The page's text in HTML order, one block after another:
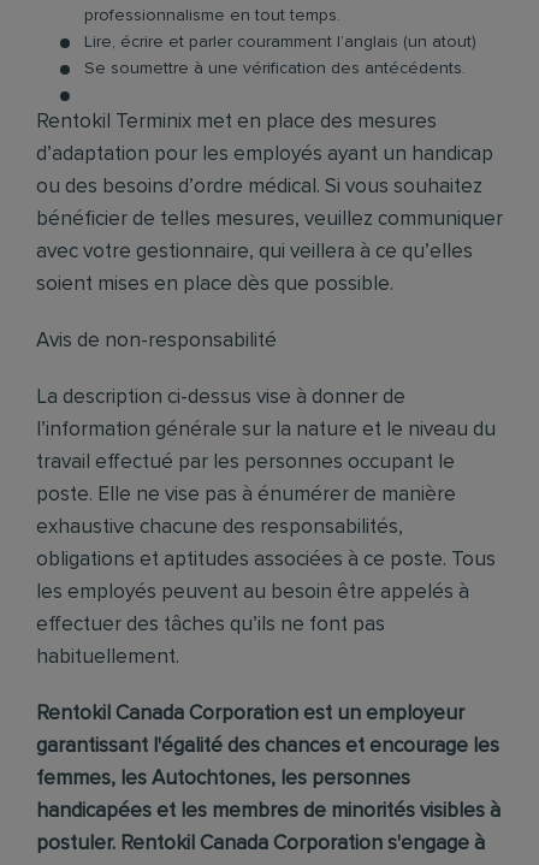
professionnalisme en tout temps.
Lire, écrire et parler couramment l’anglais (un atout)
Se soumettre à une vérification des antécédents.
Rentokil Terminix met en place des mesures
d’adaptation pour les employés ayant un handicap
ou des besoins d’ordre médical. Si vous souhaitez
bénéficier de telles mesures, veuillez communiquer
avec votre gestionnaire, qui veillera à ce qu’elles
soient mises en place dès que possible.
Avis de non-responsabilité
La description ci-dessus vise à donner de
l’information générale sur la nature et le niveau du
travail effectué par les personnes occupant le
poste. Elle ne vise pas à énumérer de manière
exhaustive chacune des responsabilités,
obligations et aptitudes associées à ce poste. Tous
les employés peuvent au besoin être appelés à
effectuer des tâches qu’ils ne font pas
habituellement.
Rentokil Canada Corporation est un employeur
garantissant l'égalité des chances et encourage les
femmes, les Autochtones, les personnes
handicapées et les membres de minorités visibles à
postuler. Rentokil Canada Corporation s'engage à